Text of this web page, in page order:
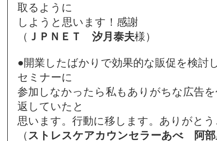
取るように
しようと思います！感謝
（ ＪＰＮＥＴ 汐月泰夫様）
●開業したばかりで効果的な販促を検討
セミナーに
参加しなかったら私もありがちな広告
返していたと
思います。行動に移します。ありがと
（ ストレスケアカウンセラーあべ 阿